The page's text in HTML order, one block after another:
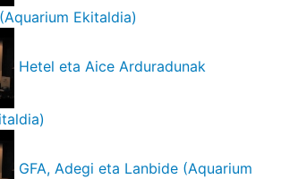
Ekitaldia)
Hetel eta Aice Arduradunak
GFA, Adegi eta Lanbide (Aquarium